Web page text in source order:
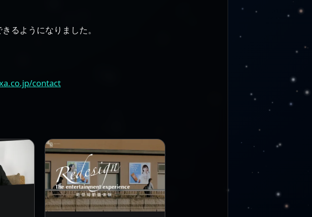
るようになりました。
contact